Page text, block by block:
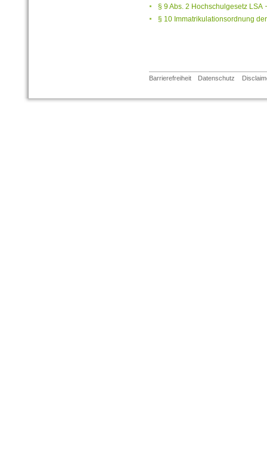
§ 9 Abs. 2 Hochschulgesetz
§ 10 Immatrikulationsordnung
Barrierefreiheit Datenschutz